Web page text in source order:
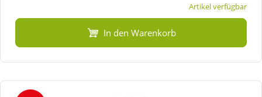
Artikel verfügbar
In den Warenkorb